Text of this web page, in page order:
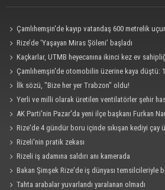
Çamlıhemşin'de kayıp vatandaş 600 metrelik
Rize’de ‘Yaşayan Miras Şöleni’ başladı
Kaçkarlar, UTMB heyecanına ikinci kez ev
Çamlıhemşin'de otomobilin üzerine kaya düştü: 1
İlk sözü, "Bize her yer Trabzon" oldu!
Yerli ve milli olarak üretilen ventilatörler şehir
AK Parti'nin Pazar'da yeni ilçe başkanı Furkan
Rize'de 4 gündür boru içinde sıkışan kediyi çay
Rizeli'nin pratik zekası
Rizeli iş adamına saldırı anı kamerada
Bakan Şimşek Rize'de iş dünyası temsilcileriyle
Tahta arabalar yuvarlandı yaralanan olmadı